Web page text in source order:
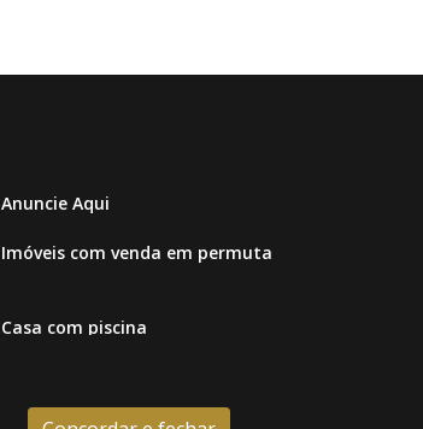
Anuncie Aqui
Imóveis com venda em permuta
Casa com piscina